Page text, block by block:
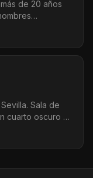
de 20 años
privadas y
bear de
1, 41002
Sala de
cuarto oscuro en
con DJs y